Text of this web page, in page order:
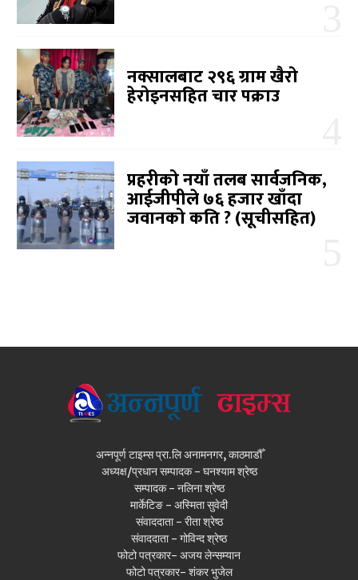
नक्सालबाट २९६ ग्राम खैरो
हेरोइनसहित चार पक्राउ
प्रहरीको नयाँ तलब सार्वजनिक,
आईजीपीले ७६ हजार खाँदा
जवानको कति ? (सूचीसहित)
अन्नपूर्ण टाइम्स प्रा.लि अनामनगर, काठमाडौँ
अध्यक्ष/प्रधान सम्पादक - घनश्याम श्रेष्ठ
सम्पादक - नलिना श्रेष्ठ
मार्केटिङ - अस्मिता सुवेदी
संवाददाता - रीता श्रेष्ठ
संवाददाता - गोविन्द श्रेष्ठ
फोटो पत्रकार- अजय लेन्सम्यान
फोटो पत्रकार- शंकर भुजेल